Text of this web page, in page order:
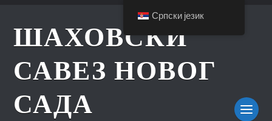
ШАХОВСКИ
САВЕЗ НОВОГ
САДА
Српски језик